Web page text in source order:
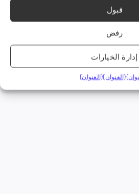
قبول
رفض
إدارة الخيارات
{العنوان}{العنوان}